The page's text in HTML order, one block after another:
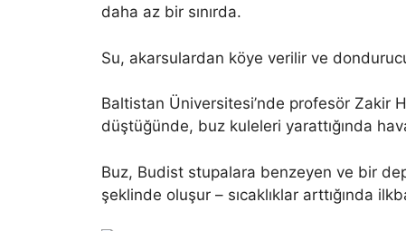
daha az bir sınırda.
Su, akarsulardan köye verilir ve
Baltistan Üniversitesi’nde profesör Zakir
düştüğünde, buz kuleleri yarattığında
Buz, Budist stupalara benzeyen ve bir
şeklinde oluşur – sıcaklıklar arttığında